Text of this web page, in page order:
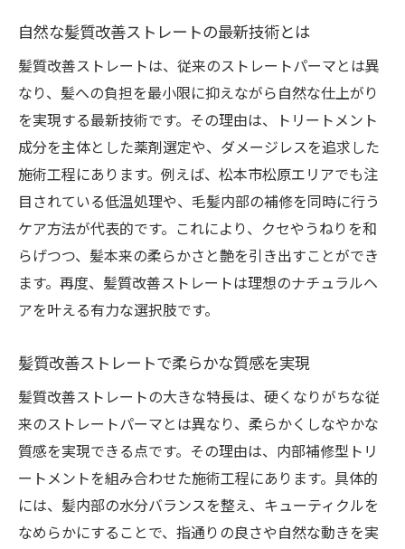
自然な髪質改善ストレートの最新技術とは
髪質改善ストレートは、従来のストレートパーマとは異
なり、髪への負担を最小限に抑えながら自然な仕上がり
を実現する最新技術です。その理由は、トリートメント
成分を主体とした薬剤選定や、ダメージレスを追求した
施術工程にあります。例えば、松本市松原エリアでも注
目されている低温処理や、毛髪内部の補修を同時に行う
ケア方法が代表的です。これにより、クセやうねりを和
らげつつ、髪本来の柔らかさと艶を引き出すことができ
ます。再度、髪質改善ストレートは理想のナチュラルヘ
アを叶える有力な選択肢です。
髪質改善ストレートで柔らかな質感を実現
髪質改善ストレートの大きな特長は、硬くなりがちな従
来のストレートパーマとは異なり、柔らかくしなやかな
質感を実現できる点です。その理由は、内部補修型トリ
ートメントを組み合わせた施術工程にあります。具体的
には、髪内部の水分バランスを整え、キューティクルを
なめらかにすることで、指通りの良さや自然な動きを実